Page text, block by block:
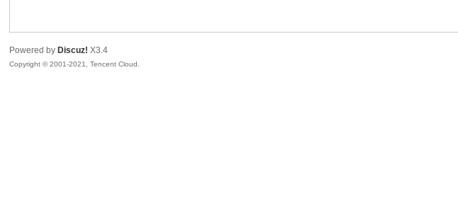
Powered by Discuz! X3.4
Copyright © 2001-2021, Tencent Cloud.